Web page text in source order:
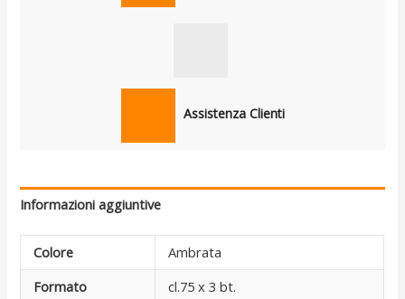
Assistenza Clienti
Informazioni aggiuntive
Colore
Ambrata
Formato
cl.75 x 3 bt.